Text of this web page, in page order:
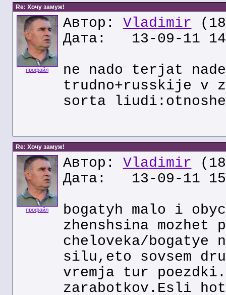
Re: Хочу замуж!
профайл
Автор: Vladimir
Дата: 13-09-11
ne nado terjat
trudno+russkije v
sorta
Re: Хочу замуж!
профайл
Автор: Vladimir
Дата: 13-09-11
bogatyh malo i
zhenshsina mozhet
cheloveka/bogatye
silu,eto sovsem
vremja tur
zarabotkov.Esli